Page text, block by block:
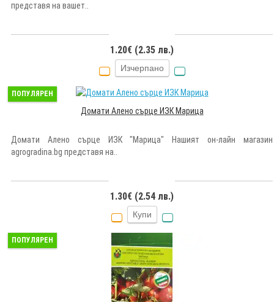
представя на вашет..
1.20€ (2.35 лв.)
Изчерпано
ПОПУЛЯРЕН
Домати Алено сърце ИЗК Марица
Домати Алено сърце ИЗК "Марица" Нашият он-лайн магазин
agrogradina.bg представя на..
1.30€ (2.54 лв.)
Купи
ПОПУЛЯРЕН